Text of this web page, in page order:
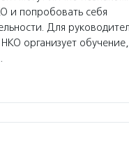
и попробовать себя
Для
организует обучение,